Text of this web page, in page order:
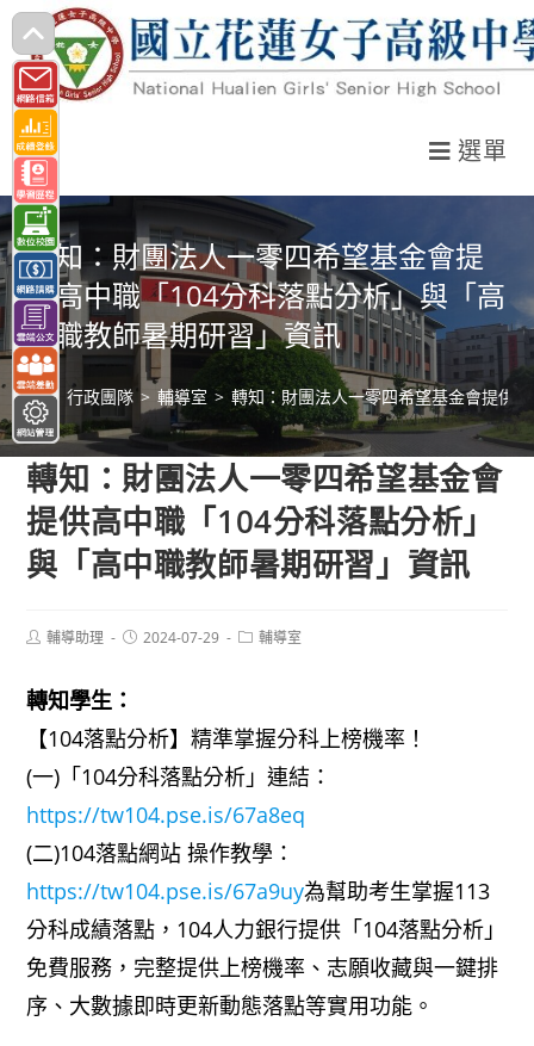
跳
轉
至
主
要
內
容
選單
轉知：財團法人一零四希望基金會提
供高中職「104分科落點分析」與「高
中職教師暑期研習」資訊
> 行政團隊 > 輔導室 > 轉知：財團法人一零四希望基金會提供
轉知：財團法人一零四希望基金會
提供高中職「104分科落點分析」
與「高中職教師暑期研習」資訊
Post輔導助理
Post2024-07-29
Post輔導室
轉知學生：
【104落點分析】精準掌握分科上榜機率！
(一)「104分科落點分析」連結：
https://tw104.pse.is/67a8eq
(二)104落點網站 操作教學：
https://tw104.pse.is/67a9uy為幫助考生掌握113
分科成績落點，104人力銀行提供「104落點分析」
免費服務，完整提供上榜機率、志願收藏與一鍵排
序、大數據即時更新動態落點等實用功能。